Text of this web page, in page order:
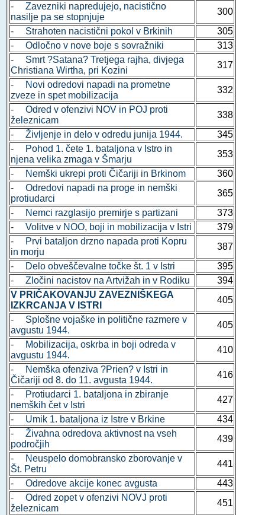
- Zavezniki napredujejo, nacistično
nasilje pa se stopnjuje
300
- Strahoten nacistični pokol v Brkinih
305
- Odločno v nove boje s sovražniki
313
- Smrt ?Satana? Tretjega rajha, divjega
Christiana Wirtha, pri Kozini
317
- Novi odredovi napadi na prometne
zveze in spet mobilizacija
332
- Odred v ofenzivi NOV in POJ proti
železnicam
338
- Življenje in delo v odredu junija 1944.
345
- Pohod 1. čete 1. bataljona v Istro in
njena velika zmaga v Šmarju
353
- Nemški ukrepi proti Čičariji in Brkinom
360
- Odredovi napadi na proge in nemški
protiudarci
365
- Nemci razglasijo premirje s partizani
373
- Volitve v NOO, boji in mobilizacija v Istri
379
- Prvi bataljon drzno napada proti Kopru
in morju
387
- Delo obveščevalne točke št. 1 v Istri
395
- Zločini nacistov na Artvižah in v Rodiku
394
V PRIČAKOVANJU ZAVEZNIŠKEGA
IZKRCANJA V ISTRI
405
- Splošne vojaške in politične razmere v
avgustu 1944.
405
- Mobilizacija, oskrba in boji odreda v
avgustu 1944.
410
- Nemška ofenziva ?Prien? v Istri in
Čičariji od 8. do 11. avgusta 1944.
416
- Protiudarci 1. bataljona in zbiranje
nemških čet v Istri
427
- Umik 1. bataljona iz Istre v Brkine
434
- Živahna odredova aktivnost na vseh
področjih
439
- Neuspelo domobransko zborovanje v
Št. Petru
441
- Odredove akcije konec avgusta
443
- Odred zopet v ofenzivi NOVJ proti
železnicam
451